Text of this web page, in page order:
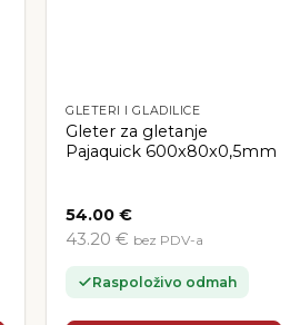
GLETERI I GLADILICE
Gleter za gletanje
Pajaquick 600x80x0,5mm
54.00€
43.20 € bez PDV-a
Raspoloživo odmah